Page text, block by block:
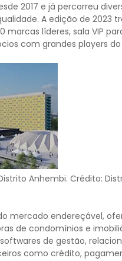
2017 e já percorreu
A edição de 2023
marcas líderes, sala VIP
com grandes players do
Anhembi. Crédito:
mercado endereçável,
de condomínios e
de gestão,
como crédito,